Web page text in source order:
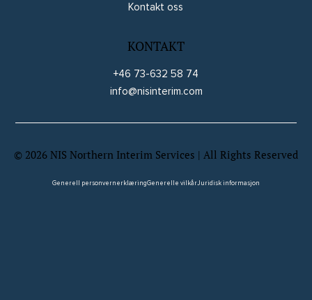
© 2026 NIS Northern Interim Services | All Rights Reserved
Generell personvernerklæringGenerelle vilkårJuridisk informasjon
Kontakt oss
KONTAKT
+46 73-632 58 74
info@nisinterim.com